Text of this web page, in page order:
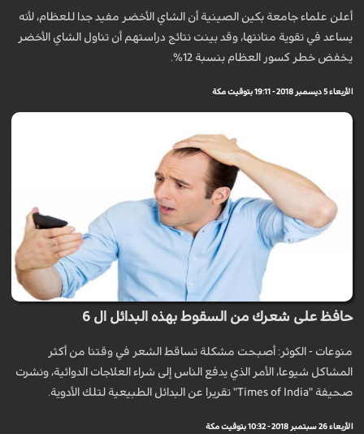
أعلن علماء جامعة بكين الصينية أن الشاي الأخضر مفيد جدا للعظام، لأنه
يساعد في تقوية متانتها، وقد بينت نتائج دراستهم أن تناول الشاي الأخضر
يخفض خطر كسور العظام بنسبة 12%.
الأربعاء 5 ديسمبر 2018 - 19:11 بتوقيت مكة
حافظ على شعرك من السقوط بهذه البدائل ال 6
منوعات - الكوثر: أصبحت مشكلة تساقط الشعر في وقتنا من أكثر
المشاكل شيوعا، الأمر الذي يدفع الناس إلى شراء العلاجات الدوائية، ونشرت
صحيفة "Times of India" تقريرا عن البدائل الطبيعية لتلك الأدوية.
الأربعاء 26 سبتمبر 2018 - 10:32 بتوقيت مكة